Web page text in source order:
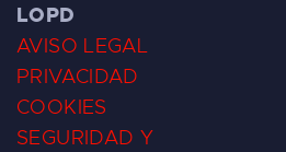
LOPD
AVISO LEGAL
PRIVACIDAD
COOKIES
SEGURIDAD Y